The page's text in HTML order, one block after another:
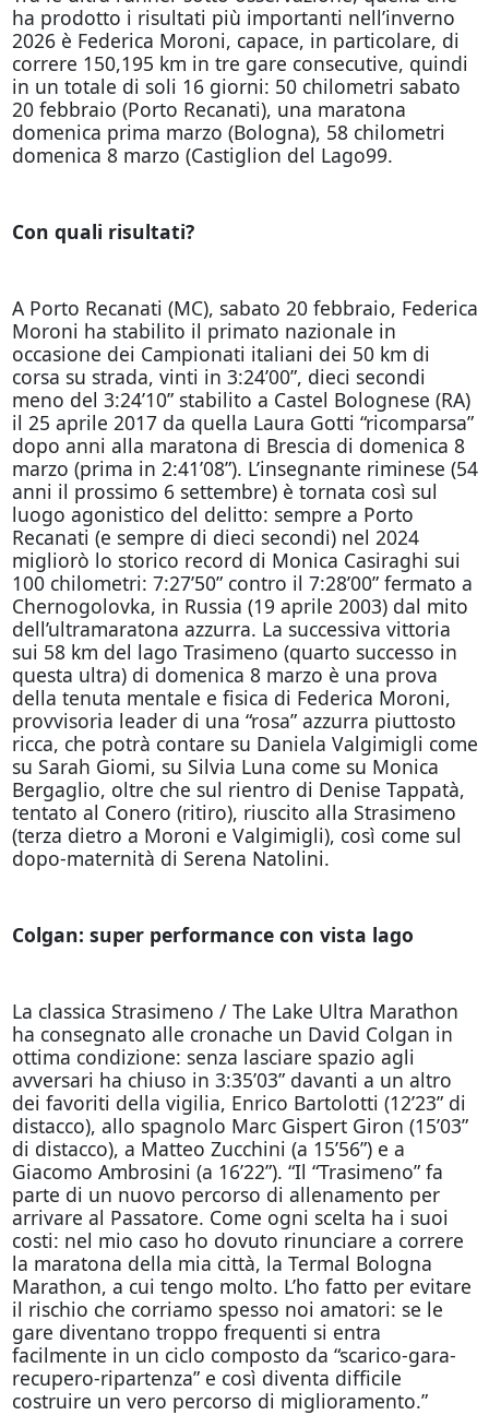
ha prodotto i risultati più importanti nell’inverno
2026 è Federica Moroni, capace, in particolare, di
correre 150,195 km in tre gare consecutive, quindi
in un totale di soli 16 giorni: 50 chilometri sabato
20 febbraio (Porto Recanati), una maratona
domenica prima marzo (Bologna), 58 chilometri
domenica 8 marzo (Castiglion del Lago99.
Con quali risultati?
A Porto Recanati (MC), sabato 20 febbraio, Federica
Moroni ha stabilito il primato nazionale in
occasione dei Campionati italiani dei 50 km di
corsa su strada, vinti in 3:24’00”, dieci secondi
meno del 3:24’10” stabilito a Castel Bolognese (RA)
il 25 aprile 2017 da quella Laura Gotti “ricomparsa”
dopo anni alla maratona di Brescia di domenica 8
marzo (prima in 2:41’08”). L’insegnante riminese (54
anni il prossimo 6 settembre) è tornata così sul
luogo agonistico del delitto: sempre a Porto
Recanati (e sempre di dieci secondi) nel 2024
migliorò lo storico record di Monica Casiraghi sui
100 chilometri: 7:27’50” contro il 7:28’00” fermato a
Chernogolovka, in Russia (19 aprile 2003) dal mito
dell’ultramaratona azzurra. La successiva vittoria
sui 58 km del lago Trasimeno (quarto successo in
questa ultra) di domenica 8 marzo è una prova
della tenuta mentale e fisica di Federica Moroni,
provvisoria leader di una “rosa” azzurra piuttosto
ricca, che potrà contare su Daniela Valgimigli come
su Sarah Giomi, su Silvia Luna come su Monica
Bergaglio, oltre che sul rientro di Denise Tappatà,
tentato al Conero (ritiro), riuscito alla Strasimeno
(terza dietro a Moroni e Valgimigli), così come sul
dopo-maternità di Serena Natolini.
Colgan: super performance con vista lago
La classica Strasimeno / The Lake Ultra Marathon
ha consegnato alle cronache un David Colgan in
ottima condizione: senza lasciare spazio agli
avversari ha chiuso in 3:35’03” davanti a un altro
dei favoriti della vigilia, Enrico Bartolotti (12’23” di
distacco), allo spagnolo Marc Gispert Giron (15’03”
di distacco), a Matteo Zucchini (a 15’56”) e a
Giacomo Ambrosini (a 16’22”). “Il “Trasimeno” fa
parte di un nuovo percorso di allenamento per
arrivare al Passatore. Come ogni scelta ha i suoi
costi: nel mio caso ho dovuto rinunciare a correre
la maratona della mia città, la Termal Bologna
Marathon, a cui tengo molto. L’ho fatto per evitare
il rischio che corriamo spesso noi amatori: se le
gare diventano troppo frequenti si entra
facilmente in un ciclo composto da “scarico-gara-
recupero-ripartenza” e così diventa difficile
costruire un vero percorso di miglioramento.”